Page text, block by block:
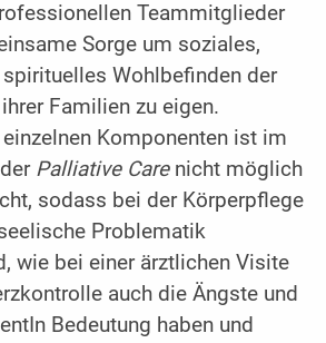
Teammitglieder
Sorge um soziales,
Wohlbefinden der
Familien zu eigen.
einzelnen Komponenten ist im
Palliative Care nicht möglich
sodass bei der Körperpflege
Problematik
wie bei einer ärztlichen Visite
auch die Ängste und
Bedeutung haben und